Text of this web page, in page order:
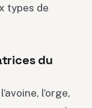
types de
du
l’orge,